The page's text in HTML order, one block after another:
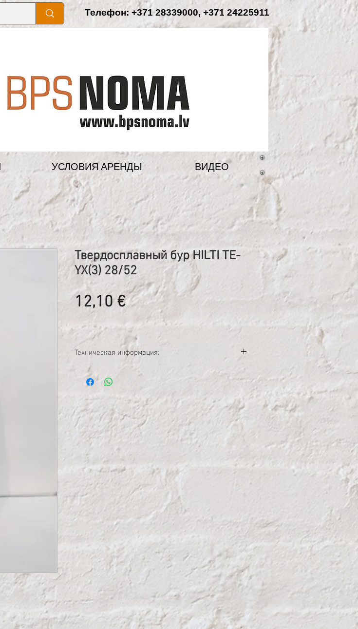
Телефон: +371 28339000, +371 24225911
УСЛОВИЯ АРЕНДЫ ВИДЕО
Твердосплавный бур HILTI TE-
YX(3) 28/52
12,10 €Цена
Техническая информация:
Твердосплавный бур
TE-YX (SDS Max) с твердосплавной
головой для бурения в армированном бетоне
Базовый материал: Армированный бетон, Бетон,
Кирпичная кладка, Кирпич, Известняк
Форма головки: С несколькими режущими кромками.